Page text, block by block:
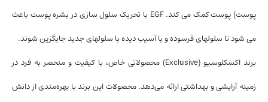
پوست) پوست کمک می کند. EGF با تحریک سلول سازی در بشره پوست باعث
می شود تا سلولهای فرسوده و یا آسیب دیده با سلولهای جدید جایگزین شوند.
برند اکسکلوسیو (Exclusive) محصولاتی خاص، با کیفیت و منحصر به فرد در
زمینه آرایشی و بهداشتی ارائه می‌دهد. محصولات این برند با بهره‌مندی از دانش